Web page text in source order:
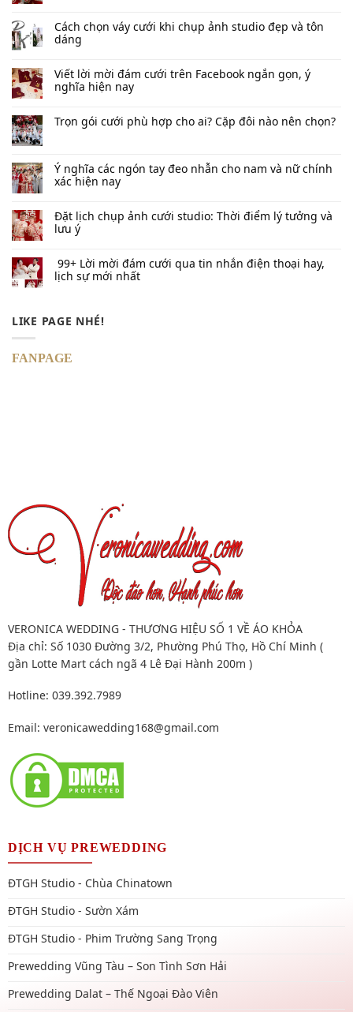
Cách chọn váy cưới khi chụp ảnh studio đẹp và tôn
dáng
Viết lời mời đám cưới trên Facebook​ ngắn gọn, ý
nghĩa hiện nay
Trọn gói cưới phù hợp cho ai? Cặp đôi nào nên chọn?
Ý nghĩa các ngón tay đeo nhẫn cho nam và nữ chính
xác hiện nay
Đặt lịch chụp ảnh cưới studio: Thời điểm lý tưởng và
lưu ý
99+ Lời mời đám cưới qua tin nhắn​ điện thoại hay,
lịch sự mới nhất
LIKE PAGE NHÉ!
FANPAGE
VERONICA WEDDING - THƯƠNG HIỆU SỐ 1 VỀ ÁO KHỎA
Địa chỉ: Số 1030 Đường 3/2, Phường Phú Thọ, Hồ Chí Minh (
gần Lotte Mart cách ngã 4 Lê Đại Hành 200m )
Hotline: 039.392.7989
Email: veronicawedding168@gmail.com
DỊCH VỤ PREWEDDING
ĐTGH Studio - Chùa Chinatown
ĐTGH Studio - Sườn Xám
ĐTGH Studio - Phim Trường Sang Trọng
Prewedding Vũng Tàu – Son Tình Sơn Hải
Prewedding Dalat – Thế Ngoại Đào Viên